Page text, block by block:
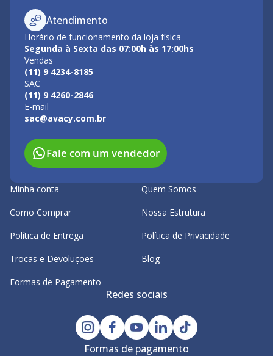
Atendimento
Horário de funcionamento da loja física
Segunda à Sexta das 07:00h às 17:00hs
Vendas
(11) 9 4234-8185
SAC
(11) 9 4260-2846
E-mail
sac@avacy.com.br
Fale com um vendedor
Minha conta
Como Comprar
Política de Entrega
Trocas e Devoluções
Formas de Pagamento
Quem Somos
Nossa Estrutura
Política de Privacidade
Blog
Redes sociais
Formas de pagamento